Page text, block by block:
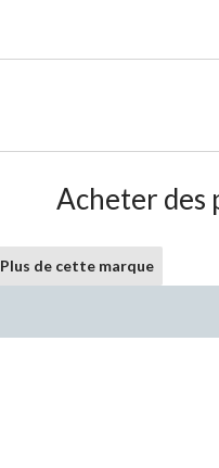
Acheter des
Plus de cette marque